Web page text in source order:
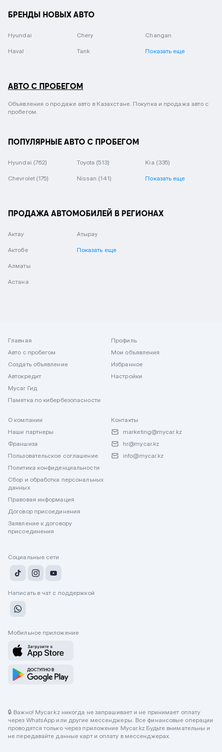
БРЕНДЫ НОВЫХ АВТО
Hyundai Chery Changan
Haval Tank Показать еще
АВТО С ПРОБЕГОМ
Объявления о продаже авто в Казахстане. Покупка и продажа авто с
пробегом.
ПОПУЛЯРНЫЕ АВТО С ПРОБЕГОМ
Hyundai (762) Toyota (513) Kia (335)
Chevrolet (175) Nissan (141) Показать еще
ПРОДАЖА АВТОМОБИЛЕЙ В РЕГИОНАХ
Актау
Актобе
Алматы
Астана
Атырау
Показать еще
Главная
Авто с пробегом
Создать объявление
Автокредит
Mycar Гид
Памятка по кибербезопасности
Профиль
Мои объявления
Избранное
Настройки
О компании
Наши партнеры
Франшиза
Пользовательское соглашение
Политика конфиденциальности
Сбор и обработка персональных
данных
Правовая информация
Договор присоединения
Заявление к договору
присоединения
Контакты
marketing@mycar.kz
hr@mycar.kz
info@mycar.kz
Социальные сети
Написать в чат с поддержкой
Мобильное приложение
🔒 Важно! Mycar.kz никогда не запрашивает и не принимает оплату
через WhatsApp или другие мессенджеры. Все финансовые операции
проводятся только через приложение Mycar.kz Будьте внимательны и
не передавайте данные карт и оплату в мессенджерах.